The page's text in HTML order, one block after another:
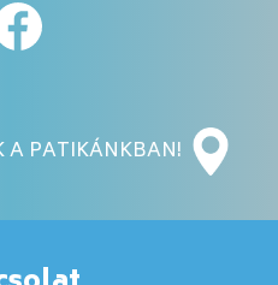
A PATIKÁNKBAN!